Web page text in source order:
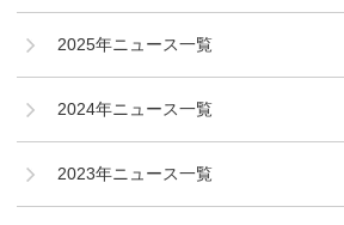
2025年ニュース一覧
2024年ニュース一覧
2023年ニュース一覧